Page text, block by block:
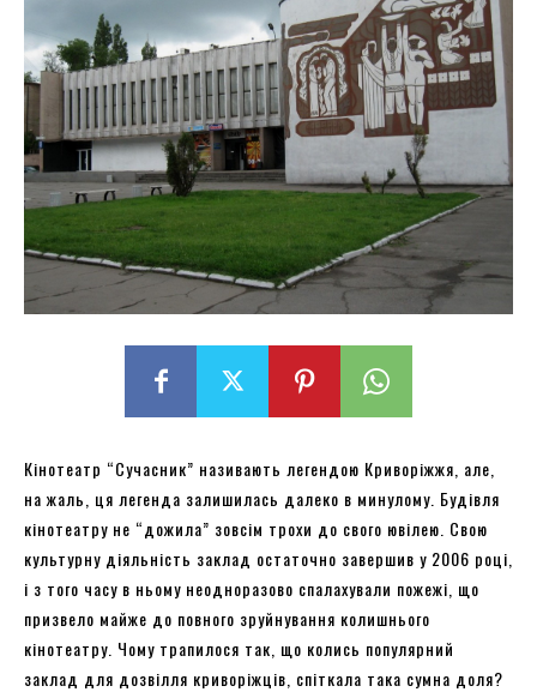
Кінотеатр “Сучасник” називають легендою Криворіжжя, але,
на жаль, ця легенда залишилась далеко в минулому. Будівля
кінотеатру не “дожила” зовсім трохи до свого ювілею. Свою
культурну діяльність заклад остаточно завершив у 2006 році,
і з того часу в ньому неодноразово спалахували пожежі, що
призвело майже до повного зруйнування колишнього
кінотеатру. Чому трапилося так, що колись популярний
заклад для дозвілля криворіжців, спіткала така сумна доля?